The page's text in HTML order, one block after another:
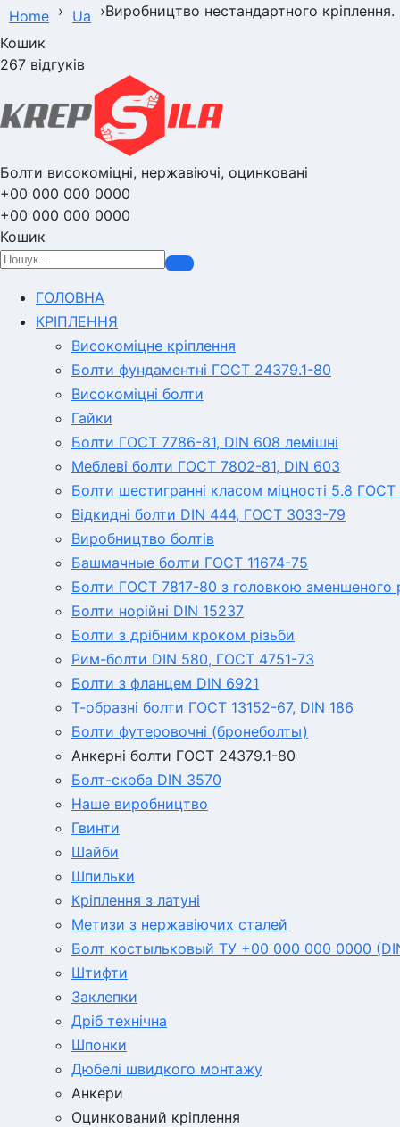
Home › Ua ›Виробництво нестандартного
Кошик
267 відгуків
Болти високоміцні, нержавіючі, оцинковані
+00 000 000 0000
+00 000 000 0000
Кошик
ГОЛОВНА
КРІПЛЕННЯ
Високоміцне кріплення
Болти фундаментні ГОСТ 24379.1-80
Високоміцні болти
Гайки
Болти ГОСТ 7786-81, DIN 608 лемішні
Меблеві болти ГОСТ 7802-81, DIN 603
Болти шестигранні класом міцності 5.8
Відкидні болти DIN 444, ГОСТ 3033-79
Виробництво болтів
Башмачные болти ГОСТ 11674-75
Болти ГОСТ 7817-80 з головкою зменшеного
Болти норійні DIN 15237
Болти з дрібним кроком різьби
Рим-болти DIN 580, ГОСТ 4751-73
Болти з фланцем DIN 6921
Т-образні болти ГОСТ 13152-67, DIN 186
Болти футеровочні (бронеболты)
Анкерні болти ГОСТ 24379.1-80
Болт-скоба DIN 3570
Наше виробництво
Гвинти
Шайби
Шпильки
Кріплення з латуні
Метизи з нержавіючих сталей
Болт костыльковый ТУ +00 000 000 0000
Штифти
Заклепки
Дріб технічна
Шпонки
Дюбелі швидкого монтажу
Анкери
Оцинкований кріплення